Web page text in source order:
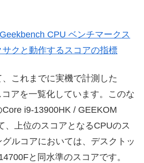
CPU ベンチマークス
クと動作するスコアの指標
これまでに実機で計測した
アを一覧化しています。このな
i9-13900HK / GEEKOM
、上位のスコアとなるCPUのス
ルコアにおいては、デスクトッ
と同水準のスコアです。